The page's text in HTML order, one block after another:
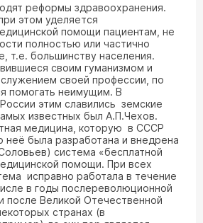
реформы здравоохранения.
этом уделяется
помощи пациентам, не
полностью или частично
т.е. большинству населения.
своим гуманизмом и
своей профессии, по
помогать неимущим. В
этим славились земские
известных был А.П.Чехов.
медицина, которую в СССР
неё была разработана и внедрена
система «бесплатной
помощи. При всех
исправно работала в течение
в годы послереволюционной
после Великой Отечественной
странах (в